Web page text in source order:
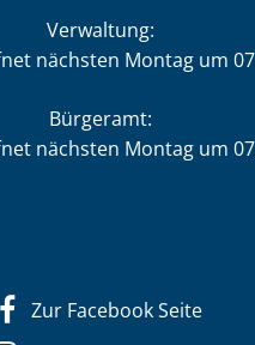
Verwaltung:
Öffnungs- oder
nächsten Montag um
Bürgeramt:
Öffnungs- oder
nächsten Montag um
Zur Facebook Seite